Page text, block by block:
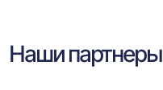
Наши партнеры